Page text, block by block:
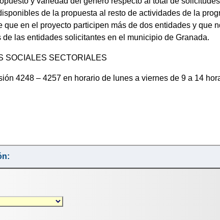
de la propuesta al resto de actividades de la
que en el proyecto participen más de dos entidades y que
las entidades solicitantes en el municipio de Granada.
SOCIALES SECTORIALES
4248 – 4257 en horario de lunes a viernes de 9 a 14